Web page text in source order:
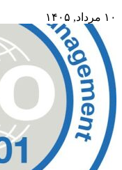
۱۰ مرداد, ۱۴۰۵